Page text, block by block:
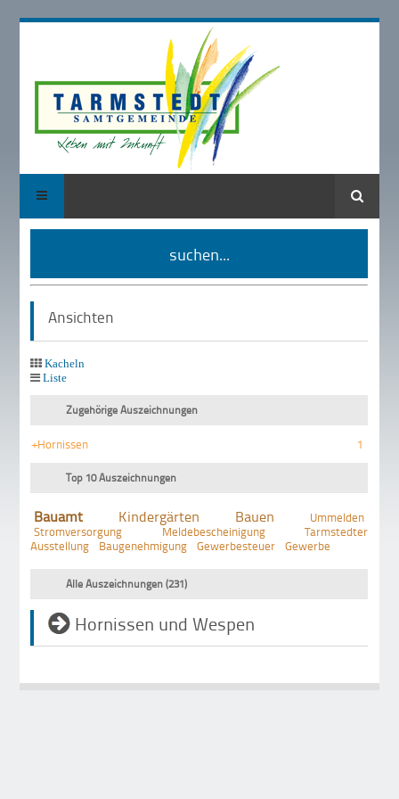
Suche
suchen...
Ansichten
Kacheln
Liste
Zugehörige Auszeichnungen
+Hornissen 1
Top 10 Auszeichnungen
Bauamt Kindergärten Bauen
Ummelden
Stromversorgung
Meldebescheinigung
Tarmstedter
Ausstellung
Baugenehmigung Gewerbesteuer Gewerbe
Alle Auszeichnungen (231)
Hornissen und Wespen